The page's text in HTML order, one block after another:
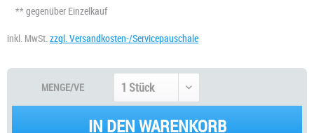
** gegenüber Einzelkauf
inkl. MwSt. zzgl. Versandkosten-/Servicepauschale
MENGE/VE
IN DEN WARENKORB